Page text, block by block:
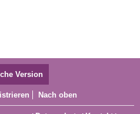
Version
Nach oben